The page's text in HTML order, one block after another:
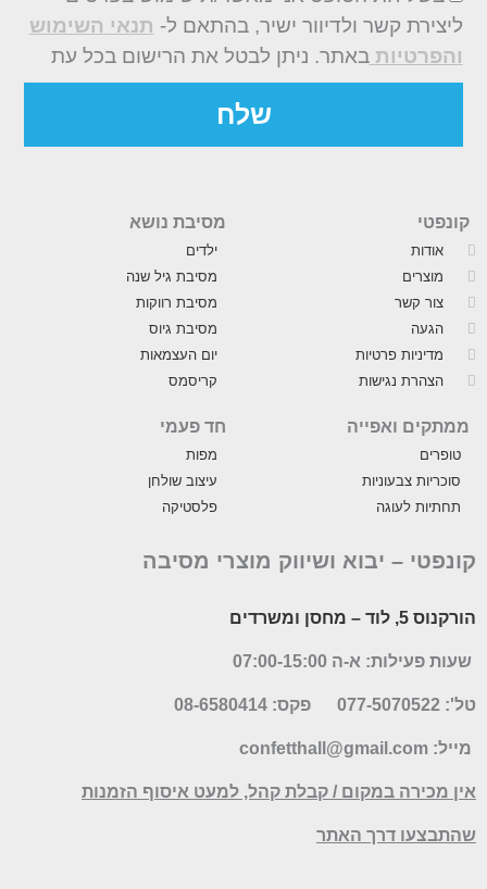
ליצירת קשר ולדיוור ישיר, בהתאם ל- תנאי השימוש
והפרטיותבאתר. ניתן לבטל את הרישום בכל עת
שלח
קונפטי
אודות
מוצרים
צור קשר
הגעה
מדיניות פרטיות
הצהרת נגישות
מסיבת נושא
ילדים
מסיבת גיל שנה
מסיבת רווקות
מסיבת גיוס
יום העצמאות
קריסמס
ממתקים ואפייה
טופרים
סוכריות צבעוניות
תחתיות לעוגה
חד פעמי
מפות
עיצוב שולחן
פלסטיקה
קונפטי – יבוא ושיווק מוצרי מסיבה
הורקנוס 5, לוד – מחסן ומשרדים
שעות פעילות: א-ה 07:00-15:00
טל': 077-5070522
מייל: confetthall@gmail.com
אין מכירה במקום / קבלת קהל, למעט איסוף הזמנות
שהתבצעו דרך האתר